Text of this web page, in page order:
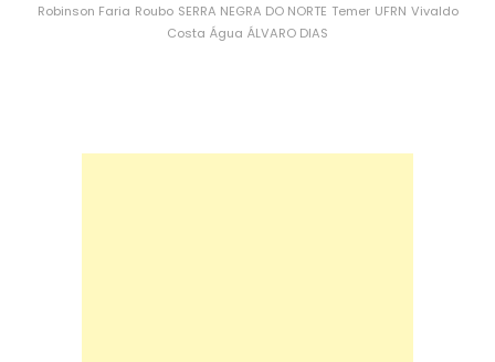
Robinson Faria Roubo SERRA NEGRA DO NORTE Temer UFRN Vivaldo
Costa Água ÁLVARO DIAS